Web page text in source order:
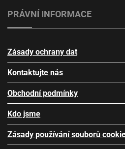
PRÁVNÍ INFORMACE
Zásady ochrany dat
Kontaktujte nás
Obchodní podmínky
Kdo jsme
Zásady používání souborů